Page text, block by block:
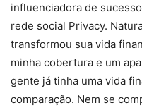
influenciadora de
rede social Privacy.
transformou sua vida
minha cobertura e um
gente já tinha uma vida
comparação. Nem se